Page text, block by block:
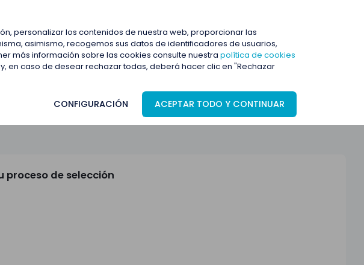
personalizar los contenidos de nuestra web, proporcionar las
asimismo, recogemos sus datos de identificadores de usuarios,
más información sobre las cookies consulte nuestra política de cookies
en caso de desear rechazar todas, deberá hacer clic en "Rechazar
CONFIGURACIÓN ACEPTAR TODO Y CONTINUAR
de selección